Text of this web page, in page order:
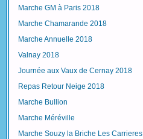
Marche GM à Paris 2018
Marche Chamarande 2018
Marche Annuelle 2018
Valnay 2018
Journée aux Vaux de Cernay 2018
Repas Retour Neige 2018
Marche Bullion
Marche Méréville
Marche Souzy la Briche Les Carrieres